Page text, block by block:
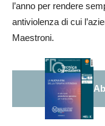
l’anno per rendere
antiviolenza di cui
Maestroni.